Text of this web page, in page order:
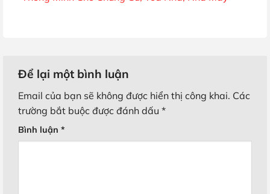
Để lại một bình luận
Email của bạn sẽ không được hiển thị công khai. Các
trường bắt buộc được đánh dấu *
Bình luận *